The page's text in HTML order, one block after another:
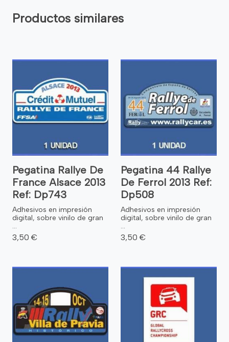
Productos similares
Pegatina Rallye De
France Alsace 2013
Ref: Dp743
Adhesivos en impresión
digital, sobre vinilo de gran
...
3,50 €
Pegatina 44 Rallye
De Ferrol 2013 Ref:
Dp508
Adhesivos en impresión
digital, sobre vinilo de gran
...
3,50 €